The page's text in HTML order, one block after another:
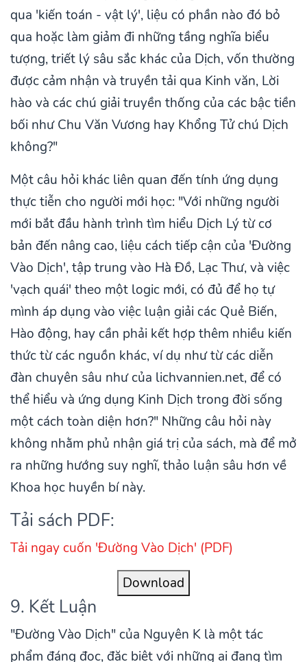
qua 'kiến toán - vật lý', liệu có phần nào đó bỏ
qua hoặc làm giảm đi những tầng nghĩa biểu
tượng, triết lý sâu sắc khác của Dịch, vốn thường
được cảm nhận và truyền tải qua Kinh văn, Lời
hào và các chú giải truyền thống của các bậc tiền
bối như Chu Văn Vương hay Khổng Tử chú Dịch
không?"
Một câu hỏi khác liên quan đến tính ứng dụng
thực tiễn cho người mới học: "Với những người
mới bắt đầu hành trình tìm hiểu Dịch Lý từ cơ
bản đến nâng cao, liệu cách tiếp cận của 'Đường
Vào Dịch', tập trung vào Hà Đồ, Lạc Thư, và việc
'vạch quái' theo một logic mới, có đủ để họ tự
mình áp dụng vào việc luận giải các Quẻ Biến,
Hào động, hay cần phải kết hợp thêm nhiều kiến
thức từ các nguồn khác, ví dụ như từ các diễn
đàn chuyên sâu như của lichvannien.net, để có
thể hiểu và ứng dụng Kinh Dịch trong đời sống
một cách toàn diện hơn?" Những câu hỏi này
không nhằm phủ nhận giá trị của sách, mà để mở
ra những hướng suy nghĩ, thảo luận sâu hơn về
Khoa học huyền bí này.
Tải sách PDF:
Tải ngay cuốn 'Đường Vào Dịch' (PDF)
Download
9. Kết Luận
"Đường Vào Dịch" của Nguyên K là một tác
phẩm đáng đọc, đặc biệt với những ai đang tìm